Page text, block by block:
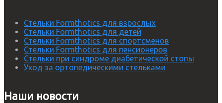
Стельки Formthotics для взрослых
Стельки Formthotics для детей
Стельки Formthotics для спортсменов
Стельки Formthotics для пенсионеров
Стельки при синдроме диабетической стопы
Уход за ортопедическими стельками
Наши новости